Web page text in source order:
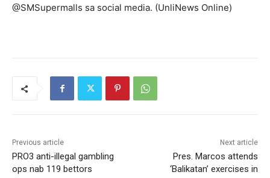
@SMSupermalls sa social media. (UnliNews Online)
Previous article
PRO3 anti-illegal gambling
ops nab 119 bettors
Next article
Pres. Marcos attends
‘Balikatan’ exercises in